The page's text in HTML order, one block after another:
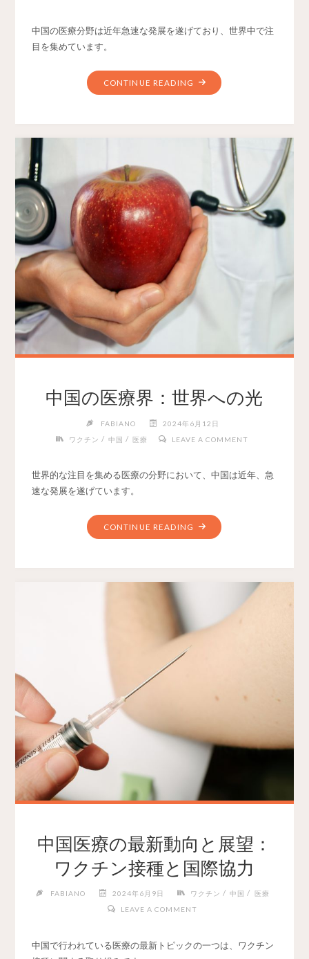
中国の医療分野は近年急速な発展を遂げており、世界中で注
目を集めています。
CONTINUE READING
中国の医療界：世界への光
FABIANO
2024年6月12日
ワクチン / 中国 / 医療 LEAVE A COMMENT
世界的な注目を集める医療の分野において、中国は近年、急
速な発展を遂げています。
CONTINUE READING
中国医療の最新動向と展望：
ワクチン接種と国際協力
FABIANO 2024年6月9日 ワクチン / 中国 /
医療
LEAVE A COMMENT
中国で行われている医療の最新トピックの一つは、ワクチン